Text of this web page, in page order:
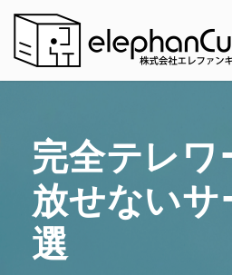
完全テレワ
放せないサ
選